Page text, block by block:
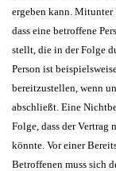
ergeben kann. Mitunter
dass eine betroffene
stellt, die in der Folge
Person ist
bereitzustellen, wenn
abschließt. Eine
Folge, dass der Vertrag
könnte. Vor einer
Betroffenen muss sich